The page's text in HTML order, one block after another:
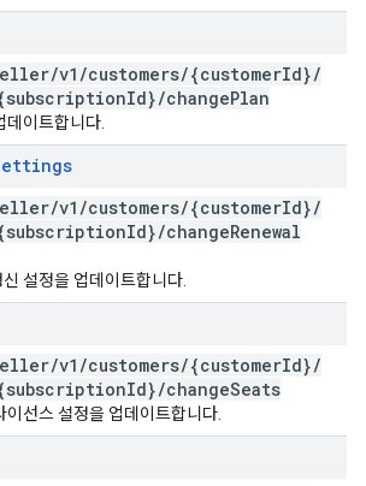
/v1 /customers/{customerId}/
Id}/changePlan
데이트합니다.
/v1 /customers/{customerId}/
Id}/changeRenewal
설정을 업데이트합니다.
/v1 /customers/{customerId}/
Id}/changeSeats
이선스 설정을 업데이트합니다.